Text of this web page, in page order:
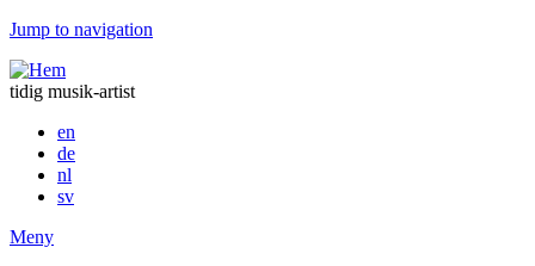
Jump to navigation
tidig musik-artist
en
de
nl
sv
Meny